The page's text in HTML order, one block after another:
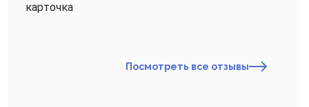
карточка
Посмотреть все отзывы